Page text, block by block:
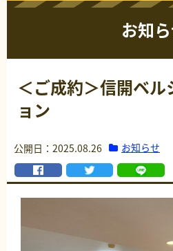
お知
＜ご成約＞信開ベ
ョン
公開日：2025.08.26 お知らせ